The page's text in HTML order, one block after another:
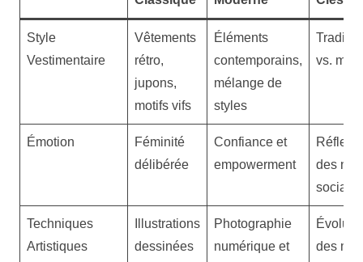
Style
Vestimentaire
Vêtements
rétro,
jupons,
motifs vifs
Éléments
contemporains,
mélange de
styles
vs.
Émotion
Féminité
délibérée
Confiance et
empowerment
des
sociales
Techniques
Artistiques
Illustrations
dessinées
Photographie
numérique et
des